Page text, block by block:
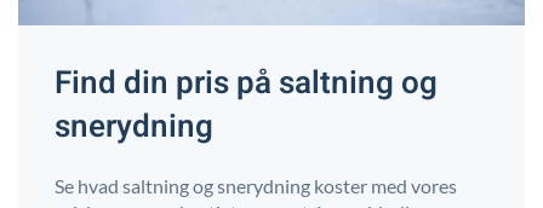
Find din pris på saltning og
snerydning
Se hvad saltning og snerydning koster med vores